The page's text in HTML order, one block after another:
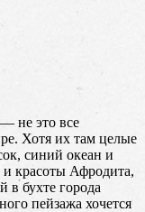
не это все
Хотя их там целые
синий океан и
красоты Афродита,
в бухте города
пейзажа хочется